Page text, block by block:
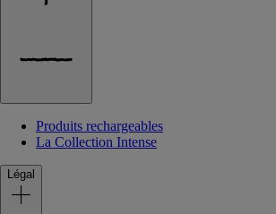
Produits rechargeables
La Collection Intense
Légal